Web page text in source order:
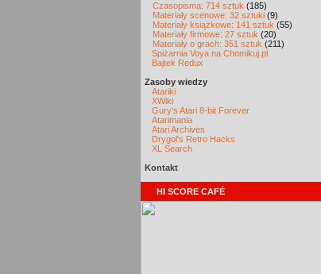
Czasopisma: 714 sztuk (185)
Materiały scenowe: 32 sztuki (9)
Materiały książkowe: 141 sztuk (55)
Materiały firmowe: 27 sztuk (20)
Materiały o grach: 351 sztuk (211)
Spiżarnia Voya na Chomikuj.pl
Bajtek Redux
Zasoby wiedzy
Atariki
XWiki
Gury's Atari 8-bit Forever
Atarimania
Atari Archives
Drygol's Retro Hacks
XL Search
Kontakt
HI SCORE CAFÉ